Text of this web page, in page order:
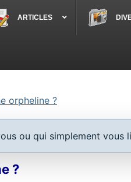
ARTICLES
orpheline ?
ou qui simplement vous
?